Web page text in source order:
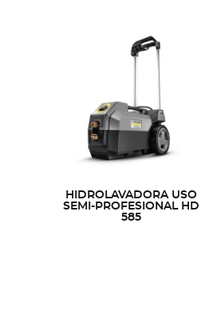
HIDROLAVADORA USO
SEMI-PROFESIONAL HD
585